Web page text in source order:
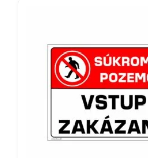
si
môžete
vybrať
na
stránke
produktu.